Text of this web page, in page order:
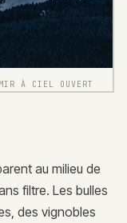
À CIEL OUVERT
au milieu de
filtre. Les bulles
des vignobles